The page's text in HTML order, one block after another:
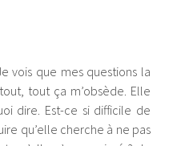
vois que mes questions la
tout ça m’obsède. Elle
dire. Est-ce si difficile de
qu’elle cherche à ne pas